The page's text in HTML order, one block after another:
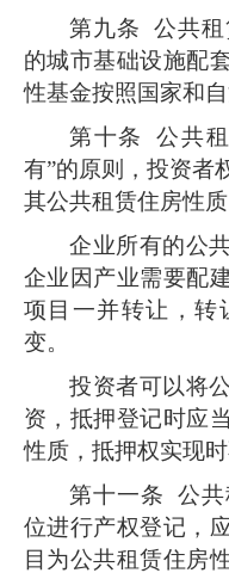
第九条 公共
的城市基础设施配
性基金按照国家和
第十条
公共
有”的原则，投资者
其公共租赁住房性质
企业所有的公
企业因产业需要配
项目一并转让，转
变。
投资者可以将
资，抵押登记时应
性质，抵押权实现
第十一条 公
位进行产权登记，
目为公共租赁住房